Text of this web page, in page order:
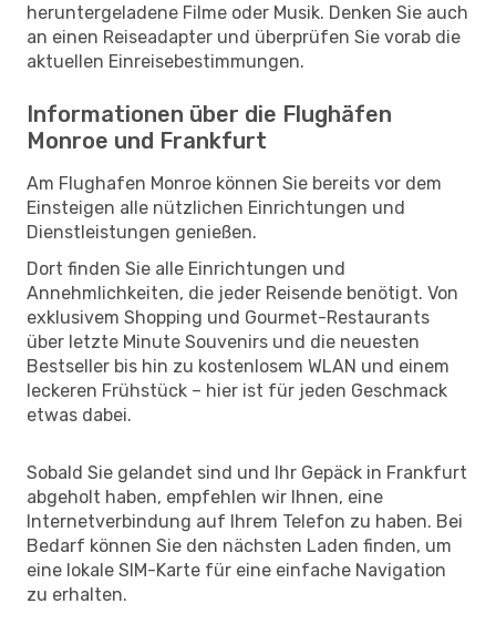
heruntergeladene Filme oder Musik. Denken Sie auch
an einen Reiseadapter und überprüfen Sie vorab die
aktuellen Einreisebestimmungen.
Informationen über die Flughäfen
Monroe und Frankfurt
Am Flughafen Monroe können Sie bereits vor dem
Einsteigen alle nützlichen Einrichtungen und
Dienstleistungen genießen.
Dort finden Sie alle Einrichtungen und
Annehmlichkeiten, die jeder Reisende benötigt. Von
exklusivem Shopping und Gourmet-Restaurants
über letzte Minute Souvenirs und die neuesten
Bestseller bis hin zu kostenlosem WLAN und einem
leckeren Frühstück – hier ist für jeden Geschmack
etwas dabei.
Sobald Sie gelandet sind und Ihr Gepäck in Frankfurt
abgeholt haben, empfehlen wir Ihnen, eine
Internetverbindung auf Ihrem Telefon zu haben. Bei
Bedarf können Sie den nächsten Laden finden, um
eine lokale SIM-Karte für eine einfache Navigation
zu erhalten.